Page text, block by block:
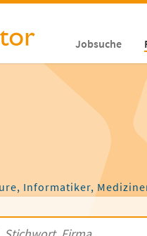
Jobsuche
Informatiker,